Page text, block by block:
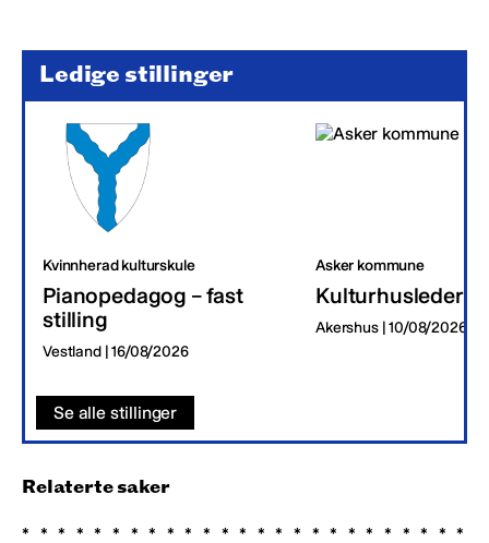
Ledige stillinger
Kvinnherad kulturskule
Pianopedagog – fast
stilling
Vestland | 16/08/2026
Asker kommune
Kulturhusleder
Akershus | 10/08/2026
Se alle stillinger
Relaterte saker